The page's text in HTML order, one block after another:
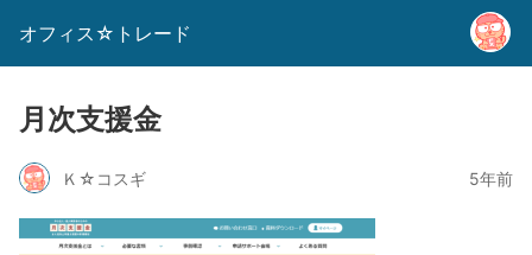
オフィス☆トレード
月次支援金
Ｋ☆コスギ 5年前